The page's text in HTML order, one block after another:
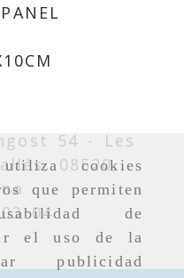
cookies
que permiten
de
el uso de la
publicidad
54 -
Les
08520,
04